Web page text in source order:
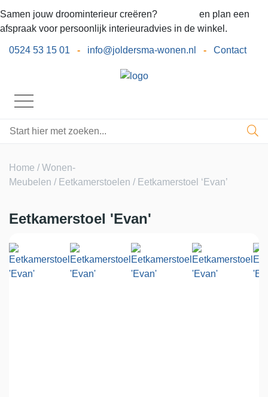
Samen jouw droominterieur creëren?
en plan een
afspraak voor persoonlijk interieuradvies in de winkel.
0524 53 15 01 - info@joldersma-wonen.nl - Contact
Home /Wonen-
Meubelen / Eetkamerstoelen / Eetkamerstoel ‘Evan’
Eetkamerstoel 'Evan'